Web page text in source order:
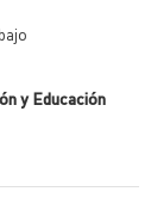
y Educación